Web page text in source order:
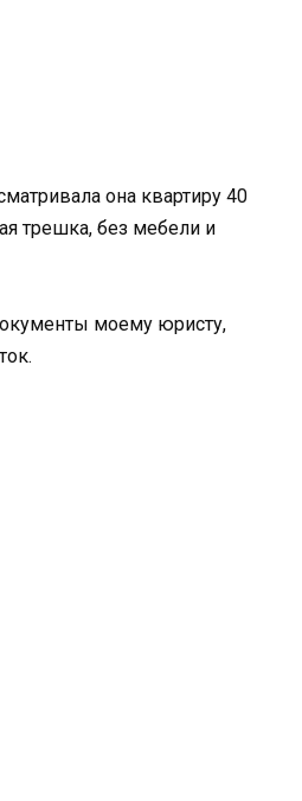
она квартиру 40
трешка, без мебели и
моему юристу,